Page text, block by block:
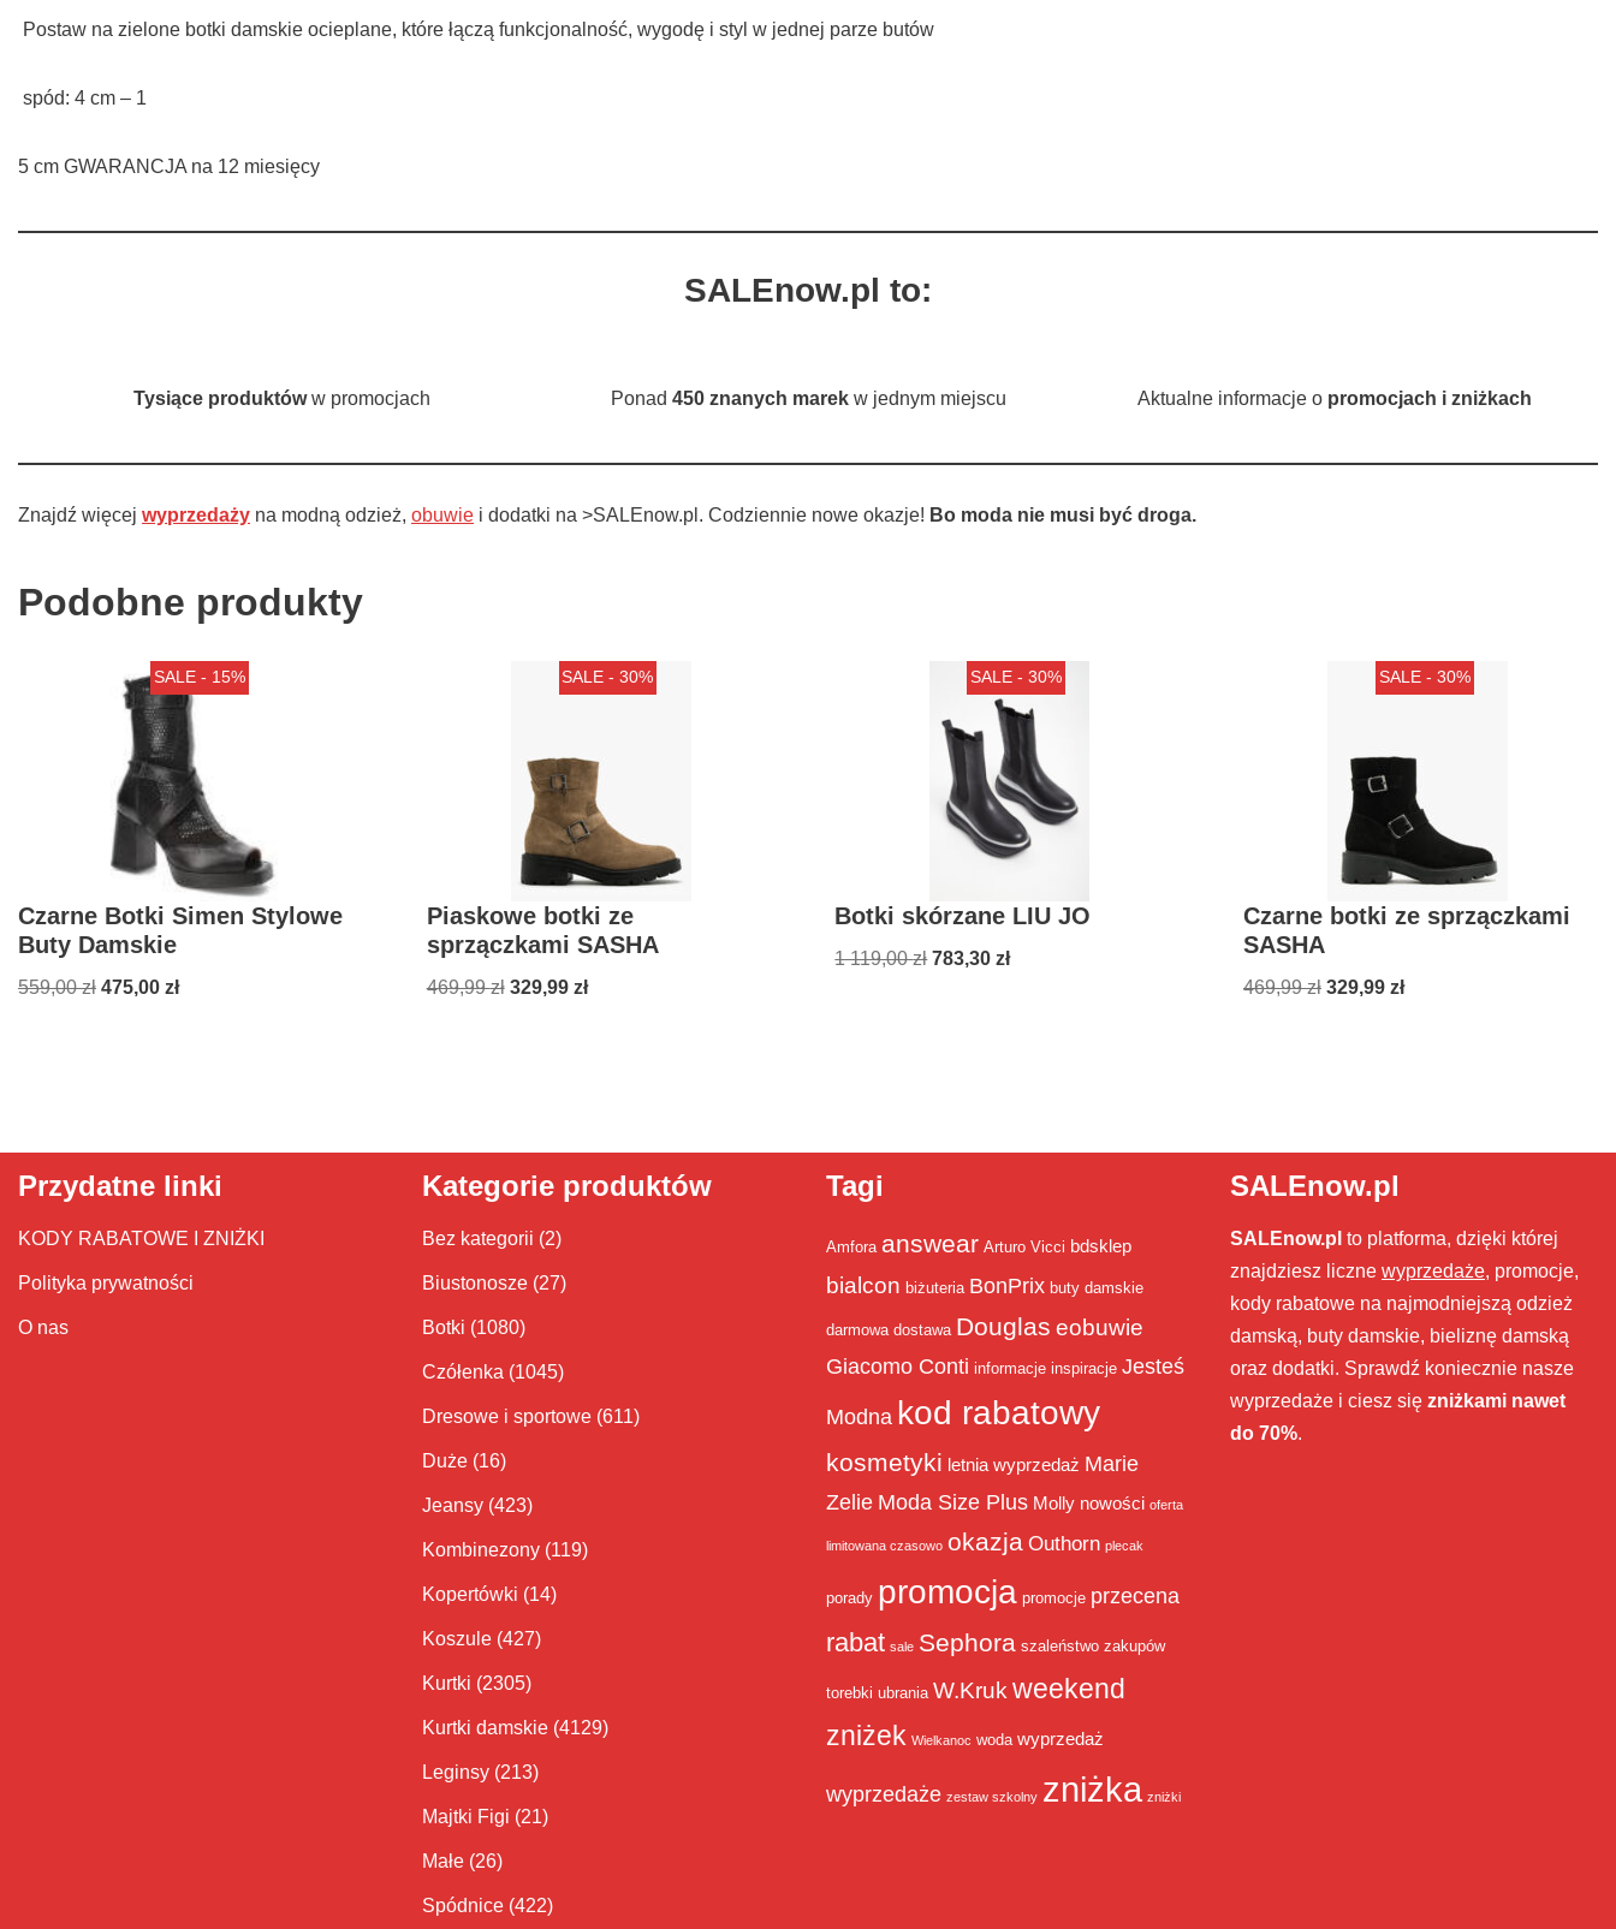
Postaw na zielone botki damskie ocieplane, które łączą funkcjonalność, wygodę i styl w jednej parze butów
spód: 4 cm – 1
5 cm GWARANCJA na 12 miesięcy
SALEnow.pl to:
Tysiące produktóww promocjach Ponad 450 znanych marekw jednym miejscu Aktualne informacje o promocjach i zniżkach
Znajdź więcej wyprzedaży na modną odzież, obuwie i dodatki na >SALEnow.pl. Codziennie nowe okazje! Bo moda nie musi być droga.
Podobne produkty
SALE - 15%
Czarne Botki Simen Stylowe
Buty Damskie
559,00zł 475,00 zł
SALE - 30%
Piaskowe botki ze
sprzączkami SASHA
469,99zł 329,99 zł
SALE - 30%
Botki skórzane LIU JO
1 119,00zł 783,30zł
SALE - 30%
Czarne botki ze sprzączkami
SASHA
469,99zł 329,99 zł
Przydatne linki
KODY RABATOWE I ZNIŻKI
Polityka prywatności
O nas
Kategorie produktów
Bez kategorii (2)
Biustonosze (27)
Botki (1080)
Czółenka (1045)
Dresowe i sportowe (611)
Duże (16)
Jeansy (423)
Kombinezony (119)
Kopertówki (14)
Koszule (427)
Kurtki (2305)
Kurtki damskie (4129)
Leginsy (213)
Majtki Figi (21)
Małe (26)
Spódnice (422)
Tagi
Amfora answear Arturo Vicci bdsklep
bialcon biżuteria BonPrix buty damskie
darmowa dostawa Douglas eobuwie
Giacomo Conti informacje inspiracje Jesteś
Modna kod rabatowy
kosmetyki letnia wyprzedaż Marie
Zelie Moda Size Plus Molly nowości oferta
limitowana czasowo okazja Outhorn plecak
porady promocja promocje przecena
rabat sale Sephora szaleństwo zakupów
torebki ubrania W.Kruk weekend
zniżek Wielkanoc woda wyprzedaż
wyprzedaże zestaw szkolny zniżka zniżki
SALEnow.pl
SALEnow.pl to platforma, dzięki której
znajdziesz liczne wyprzedaże, promocje,
kody rabatowe na najmodniejszą odzież
damską, buty damskie, bieliznę damską
oraz dodatki. Sprawdź koniecznie nasze
wyprzedaże i ciesz się zniżkami nawet
do 70%.